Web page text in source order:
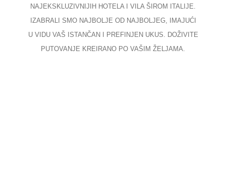
NAJEKSKLUZIVNIJIH HOTELA I VILA ŠIROM ITALIJE.
IZABRALI SMO NAJBOLJE OD NAJBOLJEG, IMAJUĆI
U VIDU VAŠ ISTANČAN I PREFINJEN UKUS. DOŽIVITE
PUTOVANJE KREIRANO PO VAŠIM ŽELJAMA.